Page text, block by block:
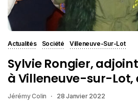
Actualités Société Villeneuve-Sur-Lot
Sylvie Rongier,
à Villeneuve-sur-Lot,
Jérémy Colin 28 Janvier 2022